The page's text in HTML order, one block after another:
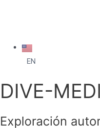
EN
DIVE-
Exploración